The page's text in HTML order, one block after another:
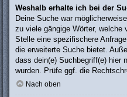
Weshalb erhalte ich bei der
Deine Suche war
zu viele gängige Wörter, welche
Stelle eine spezifischere
die erweiterte Suche bietet.
dass dein(e) Suchbegriff(e) hier
wurden. Prüfe ggf. die
Nach oben